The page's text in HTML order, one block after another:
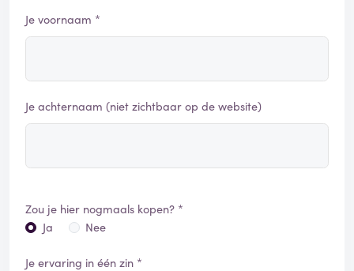
Je voornaam *
Je achternaam (niet zichtbaar op de website)
Zou je hier nogmaals kopen? *
Ja
Nee
Je ervaring in één zin *